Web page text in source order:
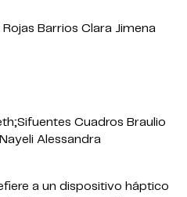
Rojas Barrios Clara Jimena
Cuadros Braulio
Alessandra
a un dispositivo háptico